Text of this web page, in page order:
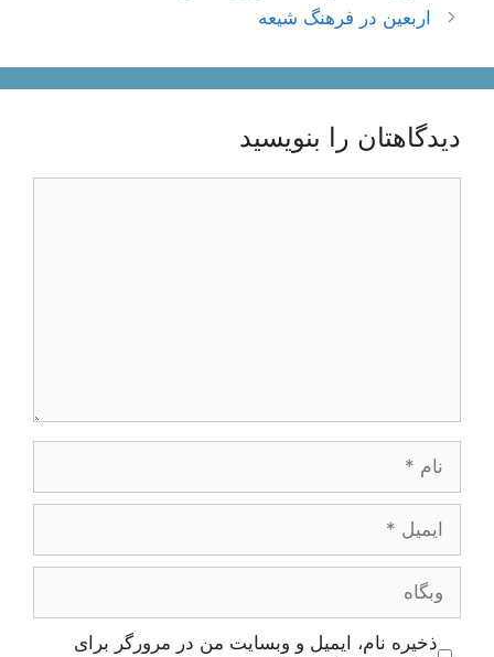
نوشته‌هااربعین در فرهنگ شیعه
دیدگاهتان را بنویسید
وبگاه
ذخیره نام، ایمیل و وبسایت من در مرورگر برای